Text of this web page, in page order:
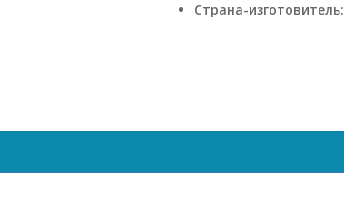
Страна-изготовитель: